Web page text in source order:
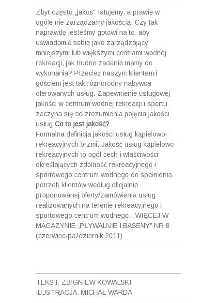
Zbyt często „jakoś” ratujemy, a prawie w
ogóle nie zarządzamy jakością. Czy tak
naprawdę jesteśmy gotowi na to, aby
uświadomić sobie jako zarządzający
mniejszymi lub większymi centrami wodnej
rekreacji, jak trudne zadanie mamy do
wykonania? Przecież naszym klientem i
gościem jest tak różnorodny nabywca
oferowanych usług. Zapewnienie usługowej
jakości w centrum wodnej rekreacji i sportu
zaczyna się od zrozumienia pojęcia jakości
usług.Co to jest jakość?
Formalna definicja jakości usług kąpielowo-
rekreacyjnych brzmi: Jakość usług kąpielowo-
rekreacyjnych to ogół cech i właściwości
określających zdolność rekreacyjnego i
sportowego centrum wodnego do spełnienia
potrzeb klientów według oficjalnie
proponowanej oferty/zamówienia usług
realizowanych na terenie rekreacyjnego i
sportowego centrum wodnego…WIĘCEJ W
MAGAZYNIE „PŁYWALNIE I BASENY” NR 8
(czerwiec-październik 2011)
TEKST: ZBIGNIEW KOWALSKI
ILUSTRACJA: MICHAŁ WARDA